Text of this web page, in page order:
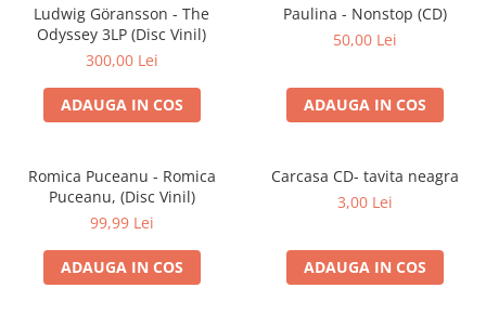
Viniluri Românești
Colecția Electrecord
Ludwig Göransson - The
Odyssey 3LP (Disc Vinil)
300,00 Lei
ADAUGA IN COS
Paulina - Nonstop (CD)
50,00 Lei
ADAUGA IN COS
Romica Puceanu - Romica
Puceanu, (Disc Vinil)
99,99 Lei
ADAUGA IN COS
Carcasa CD- tavita neagra
3,00 Lei
ADAUGA IN COS